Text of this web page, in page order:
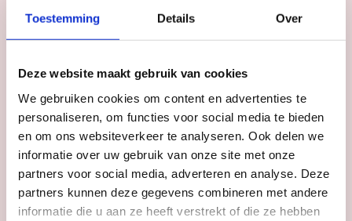
Toestemming Details Over
Deze website maakt gebruik van cookies
We gebruiken cookies om content en advertenties te
personaliseren, om functies voor social media te bieden
en om ons websiteverkeer te analyseren. Ook delen we
informatie over uw gebruik van onze site met onze
partners voor social media, adverteren en analyse. Deze
partners kunnen deze gegevens combineren met andere
informatie die u aan ze heeft verstrekt of die ze hebben
Ecstatic Dance Utrecht
Bar Beton Rijnsweerd
Datum
doorlopend
Tijd
vr: 19:00 - 22:00